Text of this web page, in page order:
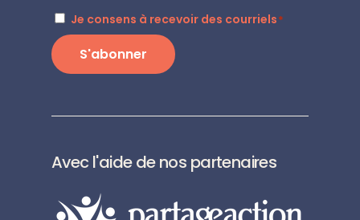
RGPD *
Je consens à recevoir des courriels*
S'abonner
Avec l'aide de nos partenaires